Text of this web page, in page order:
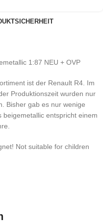
1:87 NEU + OVP
ist der Renault R4. Im
Produktionszeit wurden nur
Bisher gab es nur wenige
entspricht einem
Not suitable for children